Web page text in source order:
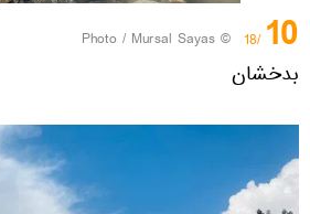
10
/18
© Photo / Mursal Sayas
بدخشان